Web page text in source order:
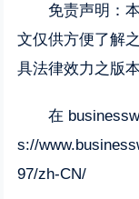
免责声明：
文仅供方便了解
具法律效力之版本
在
s://
97/zh-CN/